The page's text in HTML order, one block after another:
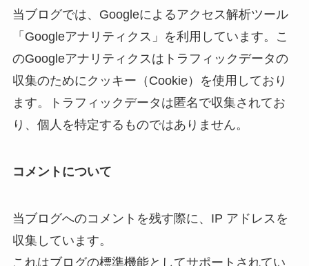
当ブログでは、Googleによるアクセス解析ツール
「Googleアナリティクス」を利用しています。こ
のGoogleアナリティクスはトラフィックデータの
収集のためにクッキー（Cookie）を使用しており
ます。トラフィックデータは匿名で収集されてお
り、個人を特定するものではありません。
コメントについて
当ブログへのコメントを残す際に、IP アドレスを
収集しています。
これはブログの標準機能としてサポートされてい